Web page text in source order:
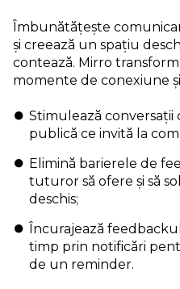
Îmbunătățește
și creează un spațiu
contează. Mirro
momente de conexiune
Stimulează conversații
publică ce invită la
Elimină barierele de
tuturor să ofere și să
deschis;
Încurajează
timp prin notificări
de un reminder.